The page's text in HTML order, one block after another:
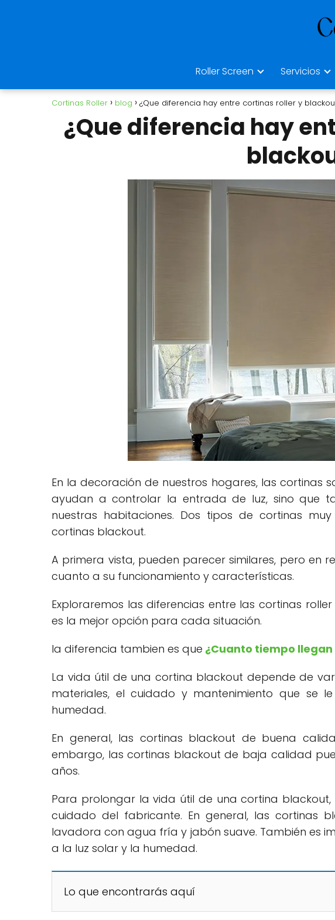
Roller Screen Servicios
Cortinas Roller blog ¿Que diferencia hay entre cortinas roller y
¿Que diferencia hay
En la decoración de nuestros hogares, las cortinas
ayudan a controlar la entrada de luz, sino que
nuestras habitaciones. Dos tipos de cortinas
cortinas blackout.
A primera vista, pueden parecer similares, pero en
cuanto a su funcionamiento y características.
Exploraremos las diferencias entre las cortinas roller
es la mejor opción para cada situación.
la diferencia tambien es que ¿Cuanto tiempo
La vida útil de una cortina blackout depende de
materiales, el cuidado y mantenimiento que se
humedad.
En general, las cortinas blackout de buena
embargo, las cortinas blackout de baja calidad
años.
Para prolongar la vida útil de una cortina
cuidado del fabricante. En general, las cortinas
lavadora con agua fría y jabón suave. También es
a la luz solar y la humedad.
Lo que encontrarás aquí